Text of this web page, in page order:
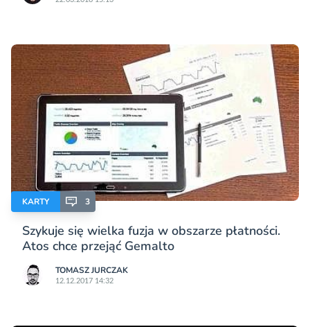
KARTY 3
Szykuje się wielka fuzja w obszarze płatności.
Atos chce przejąć Gemalto
TOMASZ JURCZAK
12.12.2017 14:32